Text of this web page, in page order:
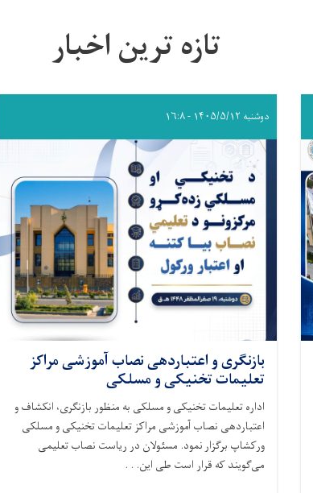
تازه ترین اخبار
دوشنبه ۱۴۰۵/۵/۱۲ - ۱۶:۸
بازنگری و اعتباردهی نصاب آموزشی مراکز
تعلیمات تخنیکی و مسلکی
اداره تعلیمات تخنیکی و مسلکی به منظور بازنگری، انکشاف و
اعتباردهی نصاب آموزشی مراکز تعلیمات تخنیکی و مسلکی
ورکشاپ برگزار نمود. مسئولان در ریاست نصاب تعلیمی
می‌گویند که قرار است طی این. . .